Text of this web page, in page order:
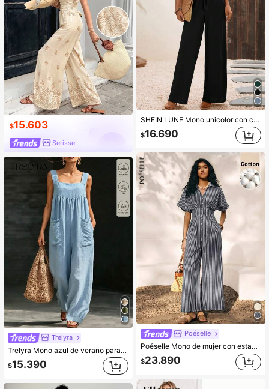
$15.603
Serisse
Trelyra
Trelyra Mono azul de verano para vacaciones, fiesta elegante, festival de junio, vacaciones en la playa, ir al trabajo, citas, salidas de vacaciones, estilo con tirantes, mono casual, sin mangas, holgado, con bolsillos reales
$15.390
SHEIN LUNE Mono unicolor con cinturón de pierna ancha con diseño cruzado
$16.690
Poéselle
Poéselle Mono de mujer con estampado de rayas y manga corta
$23.890